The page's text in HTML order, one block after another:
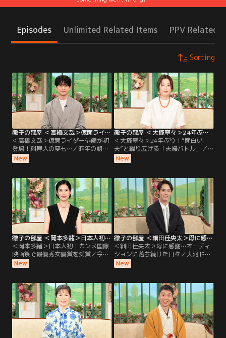
Episodes Unlimited Related Items PPV Related
Sorting
徹子の部屋 ＜高橋文哉＞仮面ライダー俳優が初登場！料理人の夢も…（2026/08/06放送分）
＜高橋文哉＞仮面ライダー俳優が初
登場！料理人の夢も…／昨年の朝ド
ラ「あんぱん」に出演し話題になっ
た若手実力派俳優の高橋文哉さんが
ワン」で令和初の仮面ライダーに抜
擢されて俳優デビューし、子どもた
ちから大人気に！特別に変身ポーズ
を披露してもらう一幕も！朝ドラ出
演の反響や、撮影での苦労について
も伺う。
New
徹子の部屋 ＜大塚寧々＞24年ぶり！“面白い夫”と繰り広げる「夫婦バトル」（2026/08/05放送分）
＜大塚寧々＞24年ぶり！“面白い
夫”と繰り広げる「夫婦バトル」／
なんと24年ぶりの出演！透明感のあ
る独特の魅力で、ドラマや映画で活
さんは黒柳と小中高が同じ学校で、
自慢の後輩！現在58歳になる大塚さ
んの初出演は28年前、人生で最大
に“太っていた”という理由が…！？
2002年に結婚した夫は、俳優の田辺
誠一さん。
New
徹子の部屋 ＜岡本多緒＞日本人初！カンヌ国際映画祭で最優秀女優賞を受賞（2026/08/04放送分）
＜岡本多緒＞日本人初！カンヌ国際
映画祭で最優秀女優賞を受賞／今日
のゲストは、モデル・俳優として世
界で活躍する岡本多緒さん。映画
初となるカンヌ国際映画祭の最優秀
女優賞を受賞する快挙を成し遂げ
た。パリ、ニューヨーク、ミラノ、
ロンドンの世界4大コレクションで
活躍するトップモデルだが…。
New
徹子の部屋 ＜細田佳央太＞母に感謝…オーディションに落ち続けた日々（2026/08/03放送分）
＜細田佳央太＞母に感謝…オーディ
ションに落ち続けた日々／大河ドラ
マや朝ドラなど話題作に次々と出演
し、注目を集める若手実力派俳優の
ドラ「あんぱん」や大河ドラマ「ど
うする家康」への出演で話題を呼ん
だ細田さんだが、実は4歳で自ら
「テレビの中に入りたい」と言い芸
能界入りしたという。
New